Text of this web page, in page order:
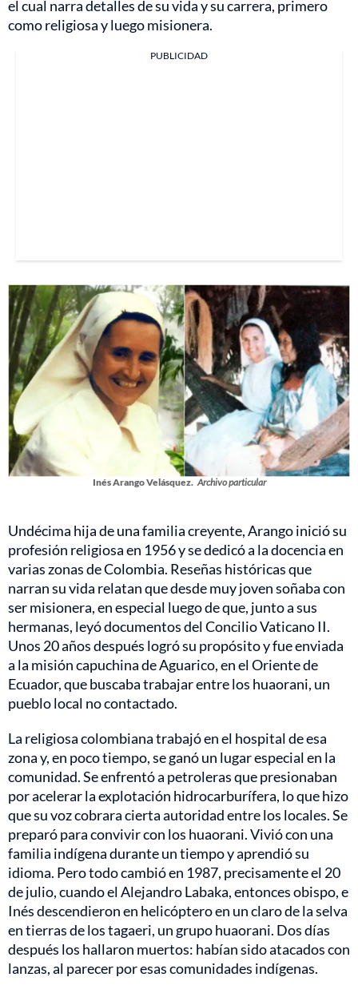
el cual narra detalles de su vida y su carrera, primero
como religiosa y luego misionera.
PUBLICIDAD
Inés Arango Velásquez. Archivo particular
Undécima hija de una familia creyente, Arango inició su
profesión religiosa en 1956 y se dedicó a la docencia en
varias zonas de Colombia. Reseñas históricas que
narran su vida relatan que desde muy joven soñaba con
ser misionera, en especial luego de que, junto a sus
hermanas, leyó documentos del Concilio Vaticano II.
Unos 20 años después logró su propósito y fue enviada
a la misión capuchina de Aguarico, en el Oriente de
Ecuador, que buscaba trabajar entre los huaorani, un
pueblo local no contactado.
La religiosa colombiana trabajó en el hospital de esa
zona y, en poco tiempo, se ganó un lugar especial en la
comunidad. Se enfrentó a petroleras que presionaban
por acelerar la explotación hidrocarburífera, lo que hizo
que su voz cobrara cierta autoridad entre los locales. Se
preparó para convivir con los huaorani. Vivió con una
familia indígena durante un tiempo y aprendió su
idioma. Pero todo cambió en 1987, precisamente el 20
de julio, cuando el Alejandro Labaka, entonces obispo, e
Inés descendieron en helicóptero en un claro de la selva
en tierras de los tagaeri, un grupo huaorani. Dos días
después los hallaron muertos: habían sido atacados con
lanzas, al parecer por esas comunidades indígenas.